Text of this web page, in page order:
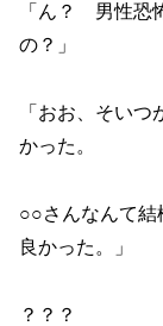
「ん？ 男性恐
の？」
「おお、そい
かった。
○○さんなんて結
良かった。」
？？？